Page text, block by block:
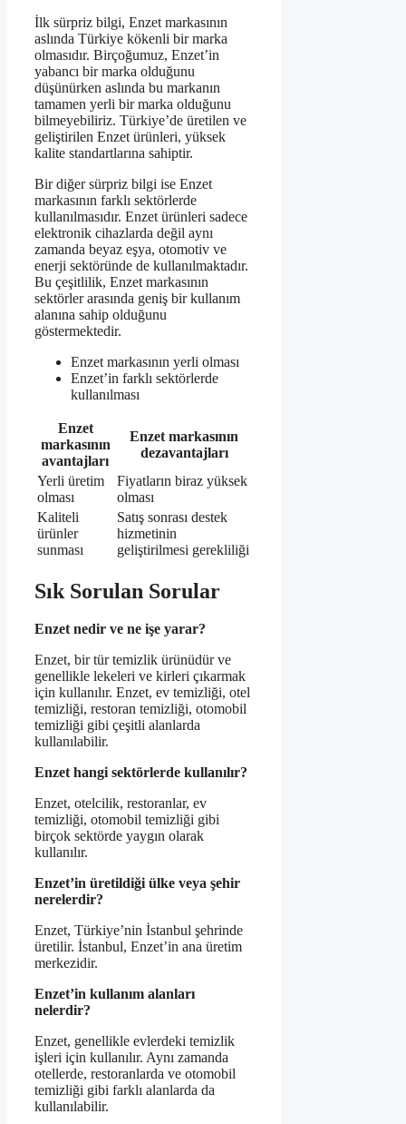
İlk sürpriz bilgi, Enzet markasının
aslında Türkiye kökenli bir marka
olmasıdır. Birçoğumuz, Enzet’in
yabancı bir marka olduğunu
düşünürken aslında bu markanın
tamamen yerli bir marka olduğunu
bilmeyebiliriz. Türkiye’de üretilen ve
geliştirilen Enzet ürünleri, yüksek
kalite standartlarına sahiptir.
Bir diğer sürpriz bilgi ise Enzet
markasının farklı sektörlerde
kullanılmasıdır. Enzet ürünleri sadece
elektronik cihazlarda değil aynı
zamanda beyaz eşya, otomotiv ve
enerji sektöründe de kullanılmaktadır.
Bu çeşitlilik, Enzet markasının
sektörler arasında geniş bir kullanım
alanına sahip olduğunu
göstermektedir.
Enzet markasının yerli olması
Enzet’in farklı sektörlerde
kullanılması
Enzet
markasının
avantajları
Enzet markasının
dezavantajları
Yerli üretim
olması
Fiyatların biraz yüksek
olması
Kaliteli
ürünler
sunması
Satış sonrası destek
hizmetinin
geliştirilmesi gerekliliği
Sık Sorulan Sorular
Enzet nedir ve ne işe yarar?
Enzet, bir tür temizlik ürünüdür ve
genellikle lekeleri ve kirleri çıkarmak
için kullanılır. Enzet, ev temizliği, otel
temizliği, restoran temizliği, otomobil
temizliği gibi çeşitli alanlarda
kullanılabilir.
Enzet hangi sektörlerde kullanılır?
Enzet, otelcilik, restoranlar, ev
temizliği, otomobil temizliği gibi
birçok sektörde yaygın olarak
kullanılır.
Enzet’in üretildiği ülke veya şehir
nerelerdir?
Enzet, Türkiye’nin İstanbul şehrinde
üretilir. İstanbul, Enzet’in ana üretim
merkezidir.
Enzet’in kullanım alanları
nelerdir?
Enzet, genellikle evlerdeki temizlik
işleri için kullanılır. Aynı zamanda
otellerde, restoranlarda ve otomobil
temizliği gibi farklı alanlarda da
kullanılabilir.